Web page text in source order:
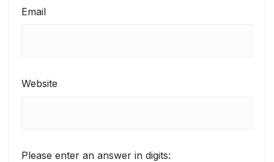
Email
Website
Please enter an answer in digits: